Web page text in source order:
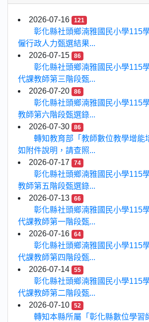
2026-07-16 121
彰化縣社頭鄉湳雅國民小學115
僱行政人力甄選結果...
2026-07-15
86
彰化縣社頭鄉湳雅國民小學115
代課教師第三階段甄...
2026-07-20
86
彰化縣社頭鄉湳雅國民小學115
教師第六階段甄選錄...
2026-07-30
86
轉知教育部「教師數位教學增能
如附件說明，請查照...
2026-07-17
74
彰化縣社頭鄉湳雅國民小學115
教師第五階段甄選錄...
2026-07-13
66
彰化縣社頭鄉湳雅國民小學115
代課教師第一階段甄...
2026-07-16
64
彰化縣社頭鄉湳雅國民小學115
代課教師第四階段甄...
2026-07-14
55
彰化縣社頭鄉湳雅國民小學115
代課教師第二階段甄...
2026-07-10
52
轉知本縣所屬「彰化縣數位學習